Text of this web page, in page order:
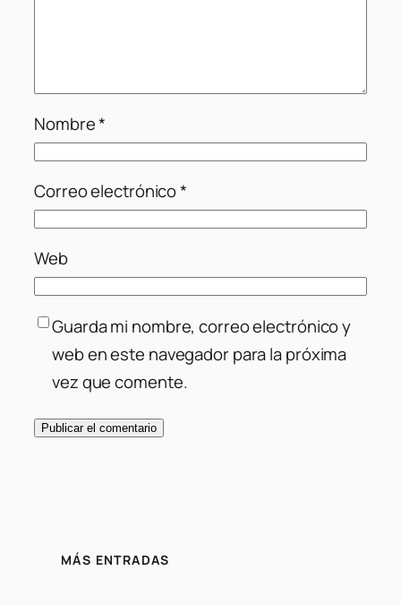
Nombre*
Correo electrónico*
Web
Guarda mi nombre, correo electrónico y
web en este navegador para la próxima
vez que comente.
MÁS ENTRADAS